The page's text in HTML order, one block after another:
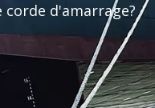
d'amarrage?